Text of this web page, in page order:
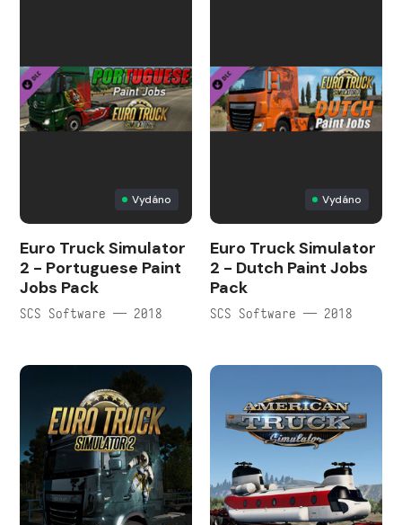
Vydáno
Euro Truck Simulator
2 - Portuguese Paint
Jobs Pack
SCS Software — 2018
Vydáno
Euro Truck Simulator
2 - Dutch Paint Jobs
Pack
SCS Software — 2018